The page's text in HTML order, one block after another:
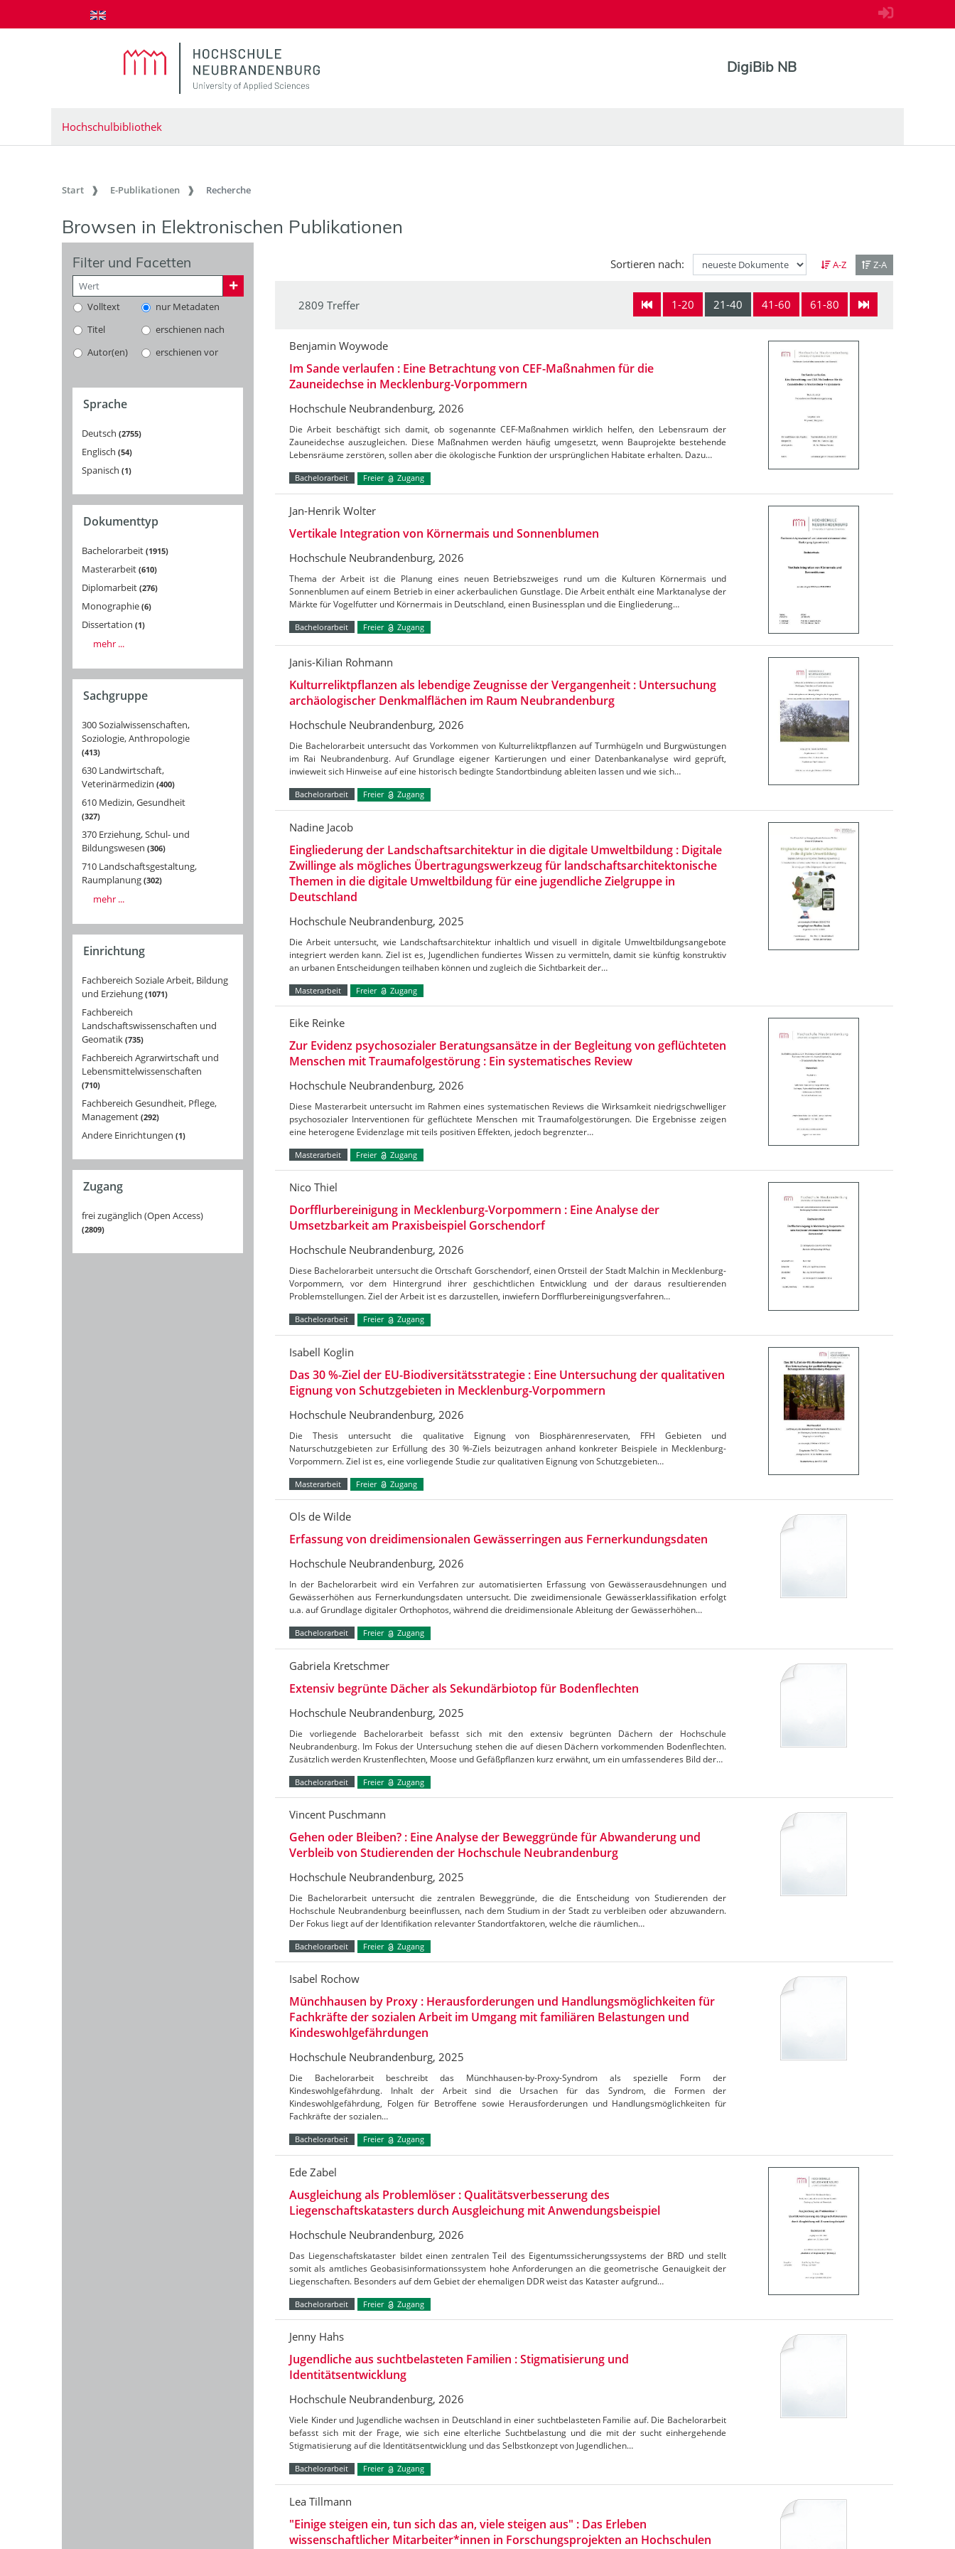
zum Inhalt springen
DigiBib NB
Hochschulbibliothek
Start E-Publikationen Recherche
Browsen in Elektronischen Publikationen
Filter und Facetten
Volltext
nur Metadaten
Titel
erschienen nach
Autor(en)
erschienen vor
Sprache
Deutsch 2755
Englisch 54
Spanisch 1
Dokumenttyp
Bachelorarbeit 1915
Masterarbeit 610
Diplomarbeit 276
Monographie 6
Dissertation 1
mehr ...
Sachgruppe
300 Sozialwissenschaften,
Soziologie, Anthropologie
413
630 Landwirtschaft,
Veterinärmedizin 400
610 Medizin, Gesundheit
327
370 Erziehung, Schul- und
Bildungswesen 306
710 Landschaftsgestaltung,
Raumplanung 302
mehr ...
Einrichtung
Fachbereich Soziale Arbeit, Bildung
und Erziehung 1071
Fachbereich
Landschaftswissenschaften und
Geomatik 735
Fachbereich Agrarwirtschaft und
Lebensmittelwissenschaften
710
Fachbereich Gesundheit, Pflege,
Management 292
Andere Einrichtungen 1
Zugang
frei zugänglich (Open Access)
2809
Sortieren nach: A-Z Z-A
1-20 21-40 41-60 61-80
2809 Treffer
Benjamin Woywode
Im Sande verlaufen : Eine Betrachtung von CEF-Maßnahmen für die
Zauneidechse in Mecklenburg-Vorpommern
Hochschule Neubrandenburg, 2026
Die Arbeit beschäftigt sich damit, ob sogenannte CEF-Maßnahmen wirklich helfen, den Lebensraum der
Zauneidechse auszugleichen. Diese Maßnahmen werden häufig umgesetzt, wenn Bauprojekte bestehende
Lebensräume zerstören, sollen aber die ökologische Funktion der ursprünglichen Habitate erhalten. Dazu…
Bachelorarbeit Freier Zugang
Jan-Henrik Wolter
Vertikale Integration von Körnermais und Sonnenblumen
Hochschule Neubrandenburg, 2026
Thema der Arbeit ist die Planung eines neuen Betriebszweiges rund um die Kulturen Körnermais und
Sonnenblumen auf einem Betrieb in einer ackerbaulichen Gunstlage. Die Arbeit enthält eine Marktanalyse der
Märkte für Vogelfutter und Körnermais in Deutschland, einen Businessplan und die Eingliederung…
Bachelorarbeit Freier Zugang
Janis-Kilian Rohmann
Kulturreliktpflanzen als lebendige Zeugnisse der Vergangenheit : Untersuchung
archäologischer Denkmalflächen im Raum Neubrandenburg
Hochschule Neubrandenburg, 2026
Die Bachelorarbeit untersucht das Vorkommen von Kulturreliktpflanzen auf Turmhügeln und Burgwüstungen
im Rai Neubrandenburg. Auf Grundlage eigener Kartierungen und einer Datenbankanalyse wird geprüft,
inwieweit sich Hinweise auf eine historisch bedingte Standortbindung ableiten lassen und wie sich…
Bachelorarbeit Freier Zugang
Nadine Jacob
Eingliederung der Landschaftsarchitektur in die digitale Umweltbildung : Digitale
Zwillinge als mögliches Übertragungswerkzeug für landschaftsarchitektonische
Themen in die digitale Umweltbildung für eine jugendliche Zielgruppe in
Deutschland
Hochschule Neubrandenburg, 2025
Die Arbeit untersucht, wie Landschaftsarchitektur inhaltlich und visuell in digitale Umweltbildungsangebote
integriert werden kann. Ziel ist es, Jugendlichen fundiertes Wissen zu vermitteln, damit sie künftig konstruktiv
an urbanen Entscheidungen teilhaben können und zugleich die Sichtbarkeit der…
Masterarbeit Freier Zugang
Eike Reinke
Zur Evidenz psychosozialer Beratungsansätze in der Begleitung von geflüchteten
Menschen mit Traumafolgestörung : Ein systematisches Review
Hochschule Neubrandenburg, 2026
Diese Masterarbeit untersucht im Rahmen eines systematischen Reviews die Wirksamkeit niedrigschwelliger
psychosozialer Interventionen für geflüchtete Menschen mit Traumafolgestörungen. Die Ergebnisse zeigen
eine heterogene Evidenzlage mit teils positiven Effekten, jedoch begrenzter…
Masterarbeit Freier Zugang
Nico Thiel
Dorfflurbereinigung in Mecklenburg-Vorpommern : Eine Analyse der
Umsetzbarkeit am Praxisbeispiel Gorschendorf
Hochschule Neubrandenburg, 2026
Diese Bachelorarbeit untersucht die Ortschaft Gorschendorf, einen Ortsteil der Stadt Malchin in Mecklenburg-
Vorpommern, vor dem Hintergrund ihrer geschichtlichen Entwicklung und der daraus resultierenden
Problemstellungen. Ziel der Arbeit ist es darzustellen, inwiefern Dorfflurbereinigungsverfahren…
Bachelorarbeit Freier Zugang
Isabell Koglin
Das 30 %-Ziel der EU-Biodiversitätsstrategie : Eine Untersuchung der qualitativen
Eignung von Schutzgebieten in Mecklenburg-Vorpommern
Hochschule Neubrandenburg, 2026
Die Thesis untersucht die qualitative Eignung von Biosphärenreservaten, FFH Gebieten und
Naturschutzgebieten zur Erfüllung des 30 %-Ziels beizutragen anhand konkreter Beispiele in Mecklenburg-
Vorpommern. Ziel ist es, eine vorliegende Studie zur qualitativen Eignung von Schutzgebieten…
Masterarbeit Freier Zugang
Ols de Wilde
Erfassung von dreidimensionalen Gewässerringen aus Fernerkundungsdaten
Hochschule Neubrandenburg, 2026
In der Bachelorarbeit wird ein Verfahren zur automatisierten Erfassung von Gewässerausdehnungen und
Gewässerhöhen aus Fernerkundungsdaten untersucht. Die zweidimensionale Gewässerklassifikation erfolgt
u.a. auf Grundlage digitaler Orthophotos, während die dreidimensionale Ableitung der Gewässerhöhen…
Bachelorarbeit Freier Zugang
Gabriela Kretschmer
Extensiv begrünte Dächer als Sekundärbiotop für Bodenflechten
Hochschule Neubrandenburg, 2025
Die vorliegende Bachelorarbeit befasst sich mit den extensiv begrünten Dächern der Hochschule
Neubrandenburg. Im Fokus der Untersuchung stehen die auf diesen Dächern vorkommenden Bodenflechten.
Zusätzlich werden Krustenflechten, Moose und Gefäßpflanzen kurz erwähnt, um ein umfassenderes Bild der…
Bachelorarbeit Freier Zugang
Vincent Puschmann
Gehen oder Bleiben? : Eine Analyse der Beweggründe für Abwanderung und
Verbleib von Studierenden der Hochschule Neubrandenburg
Hochschule Neubrandenburg, 2025
Die Bachelorarbeit untersucht die zentralen Beweggründe, die die Entscheidung von Studierenden der
Hochschule Neubrandenburg beeinflussen, nach dem Studium in der Stadt zu verbleiben oder abzuwandern.
Der Fokus liegt auf der Identifikation relevanter Standortfaktoren, welche die räumlichen…
Bachelorarbeit Freier Zugang
Isabel Rochow
Münchhausen by Proxy : Herausforderungen und Handlungsmöglichkeiten für
Fachkräfte der sozialen Arbeit im Umgang mit familiären Belastungen und
Kindeswohlgefährdungen
Hochschule Neubrandenburg, 2025
Die Bachelorarbeit beschreibt das Münchhausen-by-Proxy-Syndrom als spezielle Form der
Kindeswohlgefährdung. Inhalt der Arbeit sind die Ursachen für das Syndrom, die Formen der
Kindeswohlgefährdung, Folgen für Betroffene sowie Herausforderungen und Handlungsmöglichkeiten für
Fachkräfte der sozialen…
Bachelorarbeit Freier Zugang
Ede Zabel
Ausgleichung als Problemlöser : Qualitätsverbesserung des
Liegenschaftskatasters durch Ausgleichung mit Anwendungsbeispiel
Hochschule Neubrandenburg, 2026
Das Liegenschaftskataster bildet einen zentralen Teil des Eigentumssicherungssystems der BRD und stellt
somit als amtliches Geobasisinformationssystem hohe Anforderungen an die geometrische Genauigkeit der
Liegenschaften. Besonders auf dem Gebiet der ehemaligen DDR weist das Kataster aufgrund…
Bachelorarbeit Freier Zugang
Jenny Hahs
Jugendliche aus suchtbelasteten Familien : Stigmatisierung und
Identitätsentwicklung
Hochschule Neubrandenburg, 2026
Viele Kinder und Jugendliche wachsen in Deutschland in einer suchtbelasteten Familie auf. Die Bachelorarbeit
befasst sich mit der Frage, wie sich eine elterliche Suchtbelastung und die mit der sucht einhergehende
Stigmatisierung auf die Identitätsentwicklung und das Selbstkonzept von Jugendlichen…
Bachelorarbeit Freier Zugang
Lea Tillmann
"Einige steigen ein, tun sich das an, viele steigen aus" : Das Erleben
wissenschaftlicher Mitarbeiter*innen in Forschungsprojekten an Hochschulen